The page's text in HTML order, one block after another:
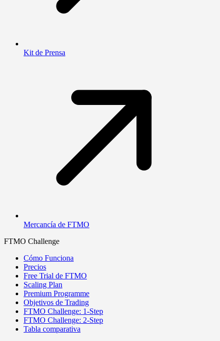
Kit de Prensa
Mercancía de FTMO
FTMO Challenge
Cómo Funciona
Precios
Free Trial de FTMO
Scaling Plan
Premium Programme
Objetivos de Trading
FTMO Challenge: 1-Step
FTMO Challenge: 2-Step
Tabla comparativa